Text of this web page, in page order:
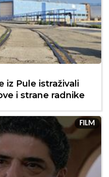
iz Pule istraživali
i strane radnike
FILM